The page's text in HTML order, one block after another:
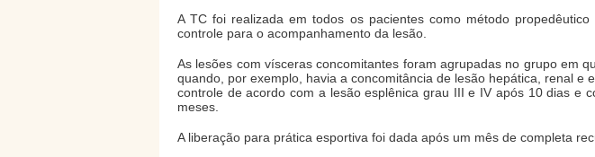
A TC foi realizada em todos os pacientes como método
controle para o acompanhamento da lesão.
As lesões com vísceras concomitantes foram agrupadas no grupo em
quando, por exemplo, havia a concomitância de lesão hepática, renal
controle de acordo com a lesão esplênica grau III e IV após 10 dias e
meses.
A liberação para prática esportiva foi dada após um mês de completa